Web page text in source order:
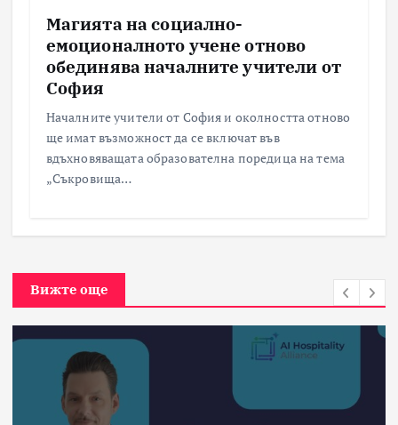
Магията на социално-
емоционалното учене отново
обединява началните учители от
София
Началните учители от София и околността отново
ще имат възможност да се включат във
вдъхновяващата образователна поредица на тема
„Съкровища…
Вижте още